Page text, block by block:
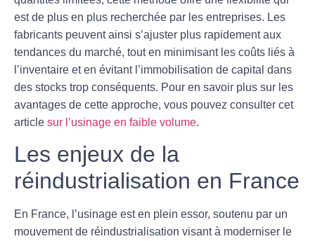
est de plus en plus recherchée par les entreprises. Les
fabricants peuvent ainsi s’ajuster plus rapidement aux
tendances du marché, tout en minimisant les coûts liés à
l’inventaire et en évitant l’immobilisation de capital dans
des stocks trop conséquents. Pour en savoir plus sur les
avantages de cette approche, vous pouvez consulter cet
article sur l’usinage en faible volume.
Les enjeux de la
réindustrialisation en France
En France, l’usinage est en plein essor, soutenu par un
mouvement de réindustrialisation visant à moderniser le